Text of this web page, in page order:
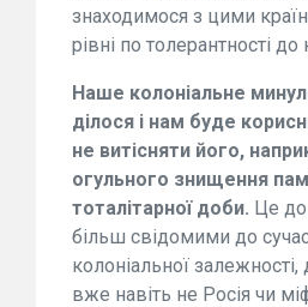
знаходимося з цими
рівні по толерантності до
Наше колоніальне
ділося і нам буде
не витісняти його,
огульного знищення
тоталітарної доби. Це
більш свідомими до
колоніальної
вже навіть не Росія чи